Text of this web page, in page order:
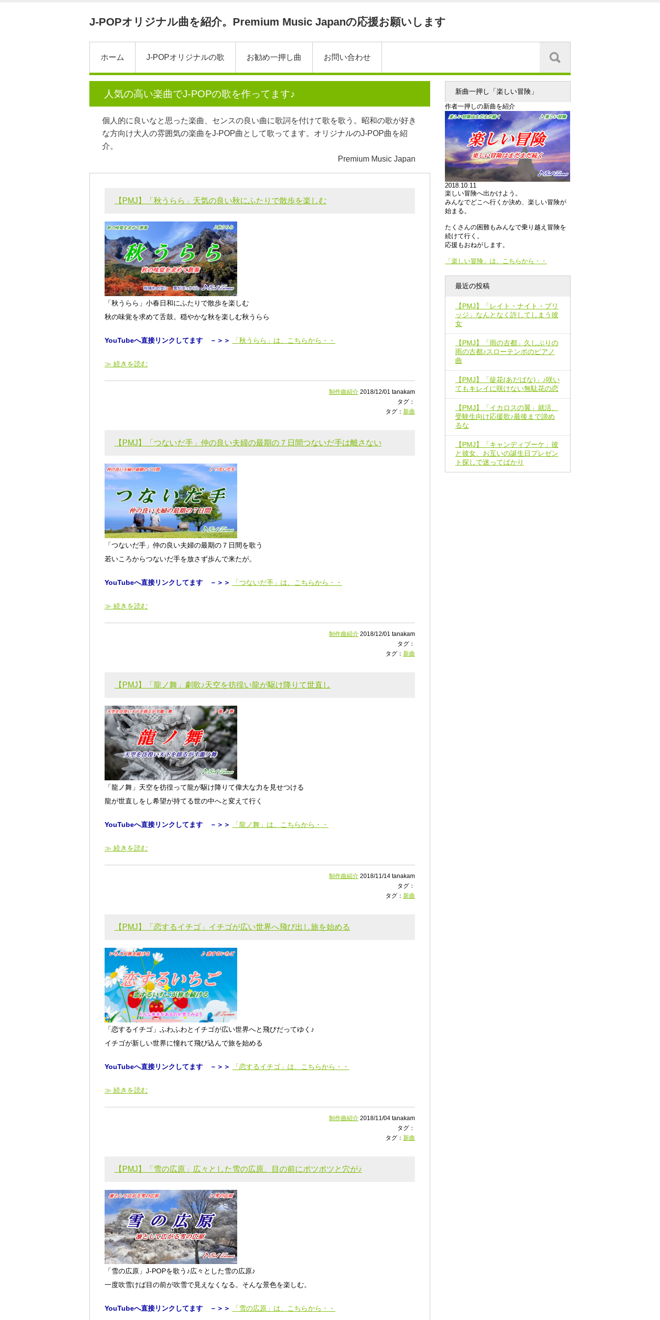
J-POPオリジナル曲を紹介。Premium Music Japanの応援お願いします
ホーム J-POPオリジナルの歌 お勧め一押し曲 お問い合わせ
人気の高い楽曲でJ-POPの歌を作ってます♪
個人的に良いなと思った楽曲、センスの良い曲に歌詞を付けて歌を歌う。昭和の歌が好き
な方向け大人の雰囲気の楽曲をJ-POP曲として歌ってます。オリジナルのJ-POP曲を紹
介。
Premium Music Japan
【PMJ】「秋うらら」天気の良い秋にふたりで散歩を楽しむ
「秋うらら」小春日和にふたりで散歩を楽しむ
秋の味覚を求めて舌鼓。穏やかな秋を楽しむ秋うらら
YouTubeへ直接リンクしてます －＞＞ 「秋うらら」は、こちらから・・
≫ 続きを読む
制作曲紹介 2018/12/01 tanakam
タグ：
タグ： 新曲
【PMJ】「つないだ手」仲の良い夫婦の最期の７日間つないだ手は離さない
「つないだ手」仲の良い夫婦の最期の７日間を歌う
若いころからつないだ手を放さず歩んで来たが。
YouTubeへ直接リンクしてます －＞＞ 「つないだ手」は、こちらから・・
≫ 続きを読む
制作曲紹介 2018/12/01 tanakam
タグ：
タグ： 新曲
【PMJ】「龍ノ舞」劇歌♪天空を彷徨い龍が駆け降りて世直し
「龍ノ舞」天空を彷徨って龍が駆け降りて偉大な力を見せつける
龍が世直しをし希望が持てる世の中へと変えて行く
YouTubeへ直接リンクしてます －＞＞ 「龍ノ舞」は、こちらから・・
≫ 続きを読む
制作曲紹介 2018/11/14 tanakam
タグ：
タグ： 新曲
【PMJ】「恋するイチゴ」イチゴが広い世界へ飛び出し旅を始める
「恋するイチゴ」ふわふわとイチゴが広い世界へと飛びだってゆく♪
イチゴが新しい世界に憧れて飛び込んで旅を始める
YouTubeへ直接リンクしてます －＞＞ 「恋するイチゴ」は、こちらから・・
≫ 続きを読む
制作曲紹介 2018/11/04 tanakam
タグ：
タグ： 新曲
【PMJ】「雪の広原」広々とした雪の広原、目の前にポツポツと穴が♪
「雪の広原」J-POPを歌う♪広々とした雪の広原♪
一度吹雪けば目の前が吹雪で見えなくなる。そんな景色を楽しむ。
YouTubeへ直接リンクしてます －＞＞ 「雪の広原」は、こちらから・・
新曲一押し「楽しい冒険」
作者一押しの新曲を紹介
2018.10.11
楽しい冒険へ出かけよう。
みんなでどこへ行くか決め、楽しい冒険が
始まる。
たくさんの困難もみんなで乗り越え冒険を
続けて行く。
応援もおねがします。
「楽しい冒険」は、こちらから・・
最近の投稿
【PMJ】「レイト・ナイト・ブリ
ッジ」なんとなく許してしまう彼
女
【PMJ】「雨の古都」久しぶりの
雨の古都♪スローテンポのピアノ
曲
【PMJ】「徒花(あだばな)」♪咲い
てもキレイに咲けない無駄花の恋
【PMJ】「イカロスの翼」就活、
受験生向け応援歌♪最後まで諦め
るな
【PMJ】「キャンディブーケ」彼
と彼女、お互いの誕生日プレゼン
ト探しで迷ってばかり